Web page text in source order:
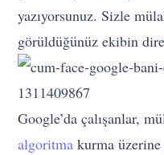
yazıyorsunuz. Sizle
görüldüğünüz ekibin
Google’da çalışanlar,
algoritma kurma üzerine